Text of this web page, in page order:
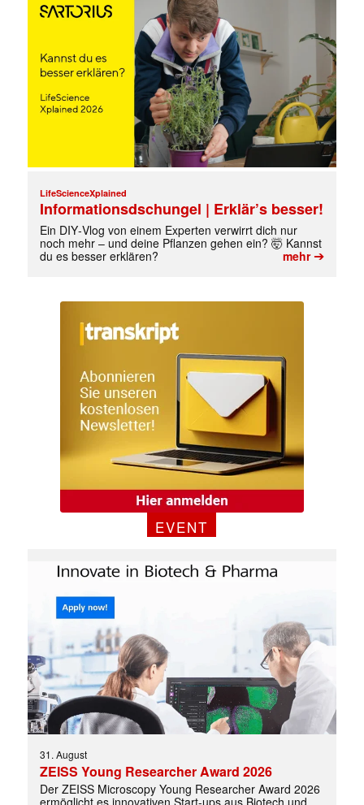
✕
LifeScienceXplained
Informationsdschungel | Erklär’s besser!
Ein DIY‑Vlog von einem Experten verwirrt dich nur
noch mehr – und deine Pflanzen gehen ein? 🤯 Kannst
du es besser erklären?
mehr➔
EVENT
31. August
ZEISS Young Researcher Award 2026
Der ZEISS Microscopy Young Researcher Award 2026